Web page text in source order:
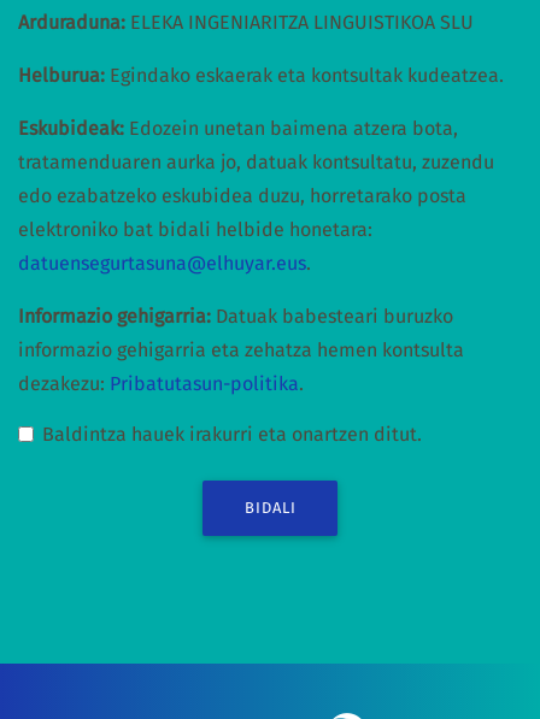
Arduraduna: ELEKA INGENIARITZA LINGUISTIKOA SLU
Helburua: Egindako eskaerak eta kontsultak kudeatzea.
Eskubideak: Edozein unetan baimena atzera bota,
tratamenduaren aurka jo, datuak kontsultatu, zuzendu
edo ezabatzeko eskubidea duzu, horretarako posta
elektroniko bat bidali helbide honetara:
datuensegurtasuna@elhuyar.eus.
Informazio gehigarria: Datuak babesteari buruzko
informazio gehigarria eta zehatza hemen kontsulta
dezakezu: Pribatutasun-politika.
Baldintza hauek irakurri eta onartzen ditut.
BIDALI